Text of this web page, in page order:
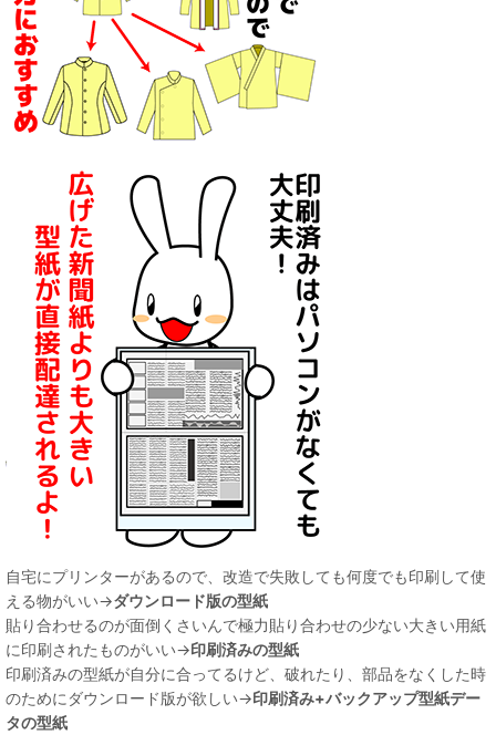
自宅にプリンターがあるので、改造で失敗しても何度でも印刷して使
える物がいい→ダウンロード版の型紙
貼り合わせるのが面倒くさいんで極力貼り合わせの少ない大きい用紙
に印刷されたものがいい→印刷済みの型紙
印刷済みの型紙が自分に合ってるけど、破れたり、部品をなくした時
のためにダウンロード版が欲しい→印刷済み+バックアップ型紙デー
タの型紙